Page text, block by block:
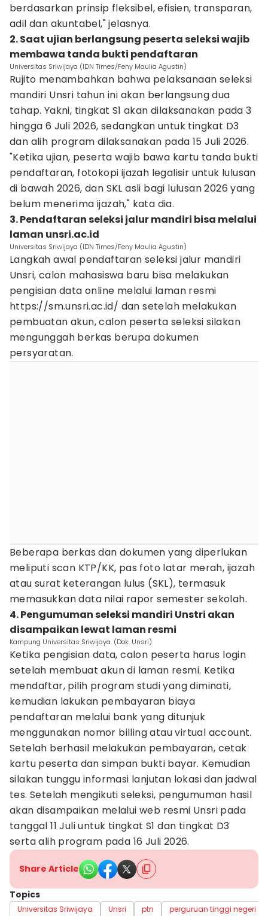
berdasarkan prinsip fleksibel, efisien, transparan,
adil dan akuntabel," jelasnya.
2. Saat ujian berlangsung peserta seleksi wajib
membawa tanda bukti pendaftaran
Universitas Sriwijaya (IDN Times/Feny Maulia Agustin)
Rujito menambahkan bahwa pelaksanaan seleksi
mandiri Unsri tahun ini akan berlangsung dua
tahap. Yakni, tingkat S1 akan dilaksanakan pada 3
hingga 6 Juli 2026, sedangkan untuk tingkat D3
dan alih program dilaksanakan pada 15 Juli 2026.
"Ketika ujian, peserta wajib bawa kartu tanda bukti
pendaftaran, fotokopi ijazah legalisir untuk lulusan
di bawah 2026, dan SKL asli bagi lulusan 2026 yang
belum menerima ijazah," kata dia.
3. Pendaftaran seleksi jalur mandiri bisa melalui
laman unsri.ac.id
Universitas Sriwijaya (IDN Times/Feny Maulia Agustin)
Langkah awal pendaftaran seleksi jalur mandiri
Unsri, calon mahasiswa baru bisa melakukan
pengisian data online melalui laman resmi
https://sm.unsri.ac.id/ dan setelah melakukan
pembuatan akun, calon peserta seleksi silakan
mengunggah berkas berupa dokumen
persyaratan.
Beberapa berkas dan dokumen yang diperlukan
meliputi scan KTP/KK, pas foto latar merah, ijazah
atau surat keterangan lulus (SKL), termasuk
memasukkan data nilai rapor semester sekolah.
4. Pengumuman seleksi mandiri Unstri akan
disampaikan lewat laman resmi
Kampung Universitas Sriwijaya. (Dok. Unsri)
Ketika pengisian data, calon peserta harus login
setelah membuat akun di laman resmi. Ketika
mendaftar, pilih program studi yang diminati,
kemudian lakukan pembayaran biaya
pendaftaran melalui bank yang ditunjuk
menggunakan nomor billing atau virtual account.
Setelah berhasil melakukan pembayaran, cetak
kartu peserta dan simpan bukti bayar. Kemudian
silakan tunggu informasi lanjutan lokasi dan jadwal
tes. Setelah mengikuti seleksi, pengumuman hasil
akan disampaikan melalui web resmi Unsri pada
tanggal 11 Juli untuk tingkat S1 dan tingkat D3
serta alih program pada 16 Juli 2026.
Share Article
Topics
Universitas Sriwijaya Unsri ptn perguruan tinggi negeri